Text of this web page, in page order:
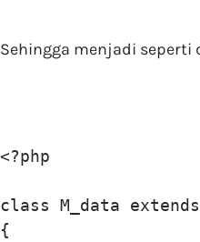
Sehingga menjadi seperti
<?php
class M_data
{